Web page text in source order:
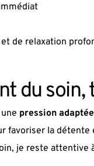
de relaxation
du
pression
favoriser la
je reste